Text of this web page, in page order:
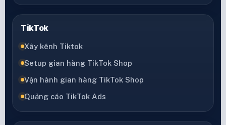
TikTok
Xây kênh Tiktok
Setup gian hàng TikTok Shop
Vận hành gian hàng TikTok Shop
Quảng cáo TikTok Ads